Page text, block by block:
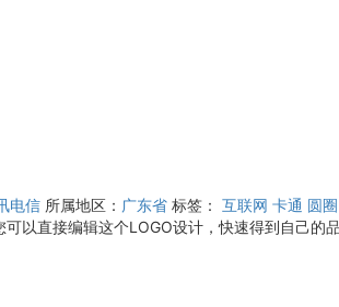
电信 所属地区： 广东省 标签： 互联网 卡通 圆圈
以直接编辑这个LOGO设计，快速得到自己的